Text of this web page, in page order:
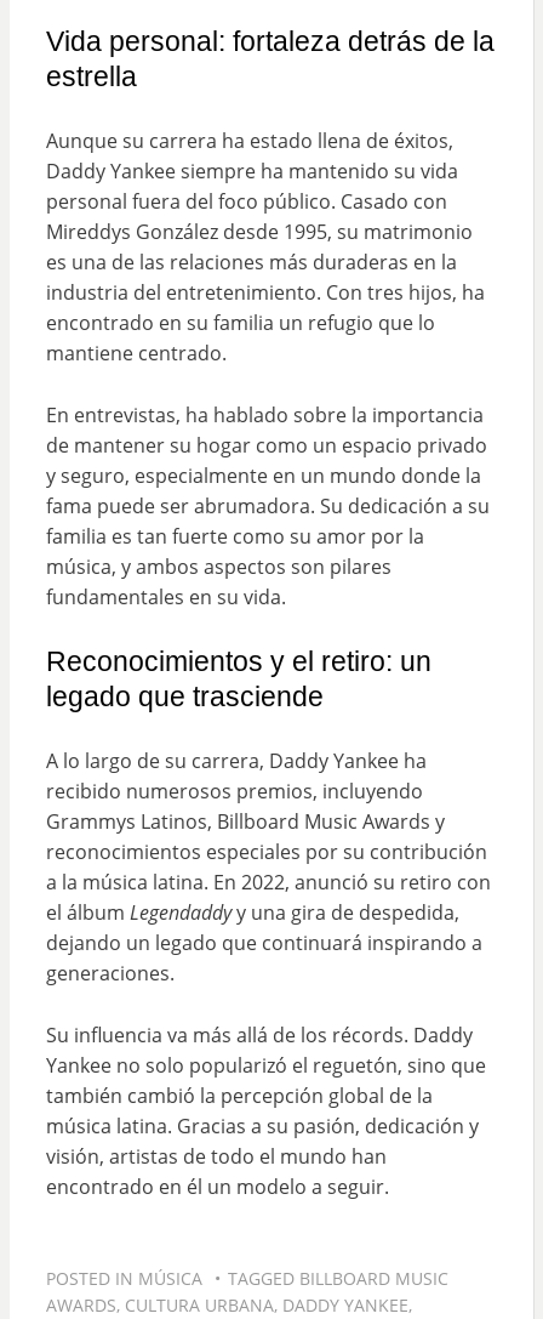
Vida personal: fortaleza detrás de la
estrella
Aunque su carrera ha estado llena de éxitos,
Daddy Yankee siempre ha mantenido su vida
personal fuera del foco público. Casado con
Mireddys González desde 1995, su matrimonio
es una de las relaciones más duraderas en la
industria del entretenimiento. Con tres hijos, ha
encontrado en su familia un refugio que lo
mantiene centrado.
En entrevistas, ha hablado sobre la importancia
de mantener su hogar como un espacio privado
y seguro, especialmente en un mundo donde la
fama puede ser abrumadora. Su dedicación a su
familia es tan fuerte como su amor por la
música, y ambos aspectos son pilares
fundamentales en su vida.
Reconocimientos y el retiro: un
legado que trasciende
A lo largo de su carrera, Daddy Yankee ha
recibido numerosos premios, incluyendo
Grammys Latinos, Billboard Music Awards y
reconocimientos especiales por su contribución
a la música latina. En 2022, anunció su retiro con
el álbum Legendaddyy una gira de despedida,
dejando un legado que continuará inspirando a
generaciones.
Su influencia va más allá de los récords. Daddy
Yankee no solo popularizó el reguetón, sino que
también cambió la percepción global de la
música latina. Gracias a su pasión, dedicación y
visión, artistas de todo el mundo han
encontrado en él un modelo a seguir.
POSTED IN MÚSICA TAGGED BILLBOARD MUSIC
AWARDS, CULTURA URBANA, DADDY YANKEE,